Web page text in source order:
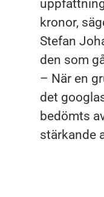
kronor,
Stefan
den som
– När en
det
bedömts
stärkande